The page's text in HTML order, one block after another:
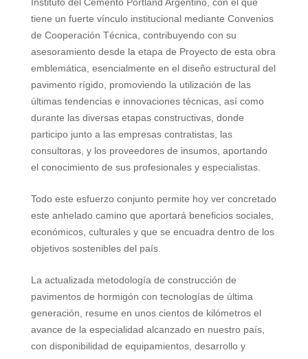
tiene un fuerte vínculo institucional mediante Convenios
de Cooperación Técnica, contribuyendo con su
asesoramiento desde la etapa de Proyecto de esta obra
emblemática, esencialmente en el diseño estructural del
pavimento rígido, promoviendo la utilización de las
últimas tendencias e innovaciones técnicas, así como
durante las diversas etapas constructivas, donde
participo junto a las empresas contratistas, las
consultoras, y los proveedores de insumos, aportando
el conocimiento de sus profesionales y especialistas.
Todo este esfuerzo conjunto permite hoy ver concretado
este anhelado camino que aportará beneficios sociales,
económicos, culturales y que se encuadra dentro de los
objetivos sostenibles del país.
La actualizada metodología de construcción de
pavimentos de hormigón con tecnologías de última
generación, resume en unos cientos de kilómetros el
avance de la especialidad alcanzado en nuestro país,
con disponibilidad de equipamientos, desarrollo y